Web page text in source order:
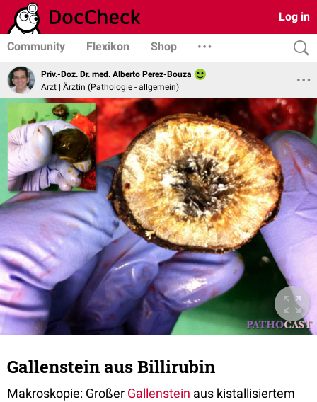
Log in
Community Flexikon Shop
Priv.-Doz. Dr. med. Alberto Perez-Bouza
Arzt | Ärztin (Pathologie - allgemein)
Gallenstein aus Billirubin
Makroskopie: Großer Gallenstein aus kistallisiertem